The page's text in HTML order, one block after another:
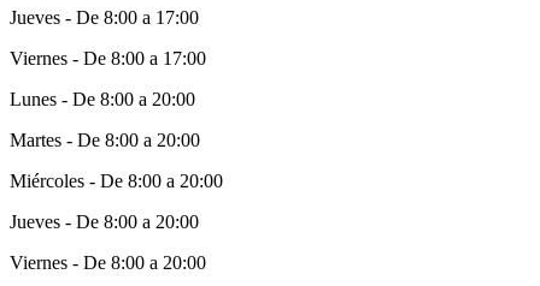
Jueves - De 8:00 a 17:00
Viernes - De 8:00 a 17:00
Lunes - De 8:00 a 20:00
Martes - De 8:00 a 20:00
Miércoles - De 8:00 a 20:00
Jueves - De 8:00 a 20:00
Viernes - De 8:00 a 20:00